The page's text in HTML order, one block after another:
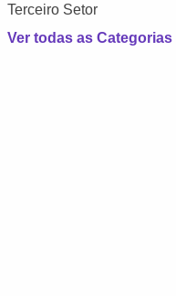
Terceiro Setor
Ver todas as Categorias